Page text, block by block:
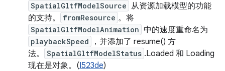
SpatialGltfModelSource 从资源加载模型的功能
的支持。
fromResource 。将
SpatialGltfModelAnimation 中的速度重命名为
playbackSpeed
，并添加了 resume() 方
法。
SpatialGltfModelStatus .Loaded 和 Loading
现在是对象。(I523de)